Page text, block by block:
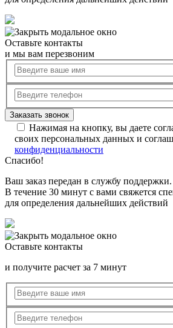
Оставьте контакты
и мы вам перезвоним
Нажимая на кнопку, вы даете
своих персональных данных и
конфиденциальности
Спасибо!
Ваш заказ передан в службу поддержки.
В течение 30 минут с вами свяжется
для определения дальнейших действий
Оставьте контакты
и получите расчет за 7 минут